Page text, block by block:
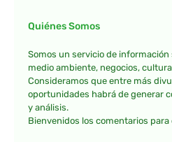
Quiénes Somos
Somos un servicio de
medio ambiente, negocios,
Consideramos que entre más
oportunidades habrá de generar
y análisis.
Bienvenidos los comentarios